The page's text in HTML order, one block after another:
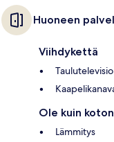
Huoneen
Viihdykettä
Taulutelevisio
Ole kuin
Lämmitys